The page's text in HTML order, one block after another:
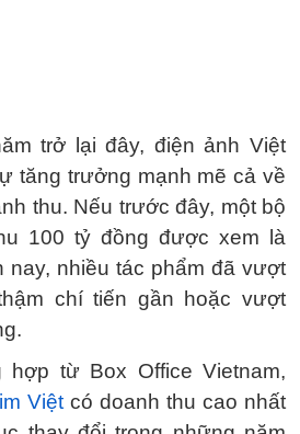
trở lại đây, điện ảnh Việt
tăng trưởng mạnh mẽ cả về
thu. Nếu trước đây, một bộ
100 tỷ đồng được xem là
nay, nhiều tác phẩm đã vượt
chí tiến gần hoặc vượt
hợp từ Box Office Vietnam,
Việt có doanh thu cao nhất